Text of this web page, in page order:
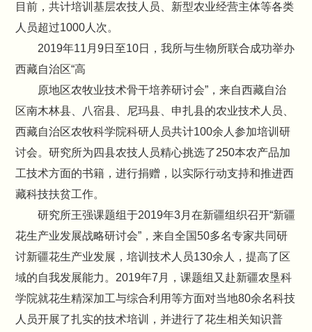
目前，共计培训基层农技人员、新型农业经营主体等各类
人员超过1000人次。
2019年11月9日至10日，我所与生物所联合成功举办
西藏自治区“高
原地区农牧业技术骨干培养研讨会”，来自西藏自治
区南木林县、八宿县、尼玛县、申扎县的农业技术人员、
西藏自治区农牧科学院科研人员共计100余人参加培训研
讨会。研究所为四县农技人员精心挑选了250本农产品加
工技术方面的书籍，进行捐赠，以实际行动支持和推进西
藏科技扶贫工作。
研究所王强课题组于2019年3月在新疆组织召开“新疆
花生产业发展战略研讨会”，来自全国50多名专家共同研
讨新疆花生产业发展，培训技术人员130余人，提高了区
域的自我发展能力。2019年7月，课题组又赴新疆农垦科
学院就花生精深加工与综合利用等方面对当地80余名科技
人员开展了扎实的技术培训，并进行了花生相关知识普